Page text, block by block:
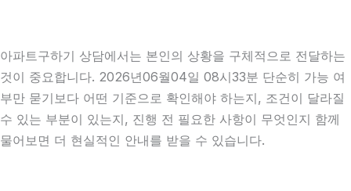
아파트구하기 상담에서는 본인의 상황을 구체적으로 전달하는
것이 중요합니다. 2026년06월04일 08시33분 단순히 가능 여
부만 묻기보다 어떤 기준으로 확인해야 하는지, 조건이 달라질
수 있는 부분이 있는지, 진행 전 필요한 사항이 무엇인지 함께
물어보면 더 현실적인 안내를 받을 수 있습니다.